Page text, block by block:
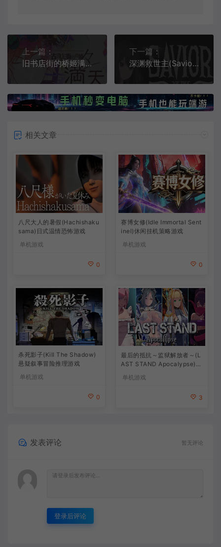
上一篇：
旧书店街的桥姬满天(Hashihime of the Old Book Town append fullscreen)简中|PC|AVG|数字版设定素材集公式书游戏
下一篇：
深渊救世主(Savior of the Abyss)简中|PC|AVG|硬核恐怖冒险游戏
相关文章
八尺大人的暑假(Hachishaku
sama)日式温情恐怖游戏
单机游戏
0
赛博女修(Idle Immortal Sent
inel)休闲挂机策略游戏
单机游戏
0
杀死影子(Kill The Shadow)
悬疑叙事冒险推理游戏
单机游戏
0
最后的抵抗～监狱解放者～(L
AST STAND Apocalypse)卡
单机游戏
3
发表评论 暂无评论
登录后评论